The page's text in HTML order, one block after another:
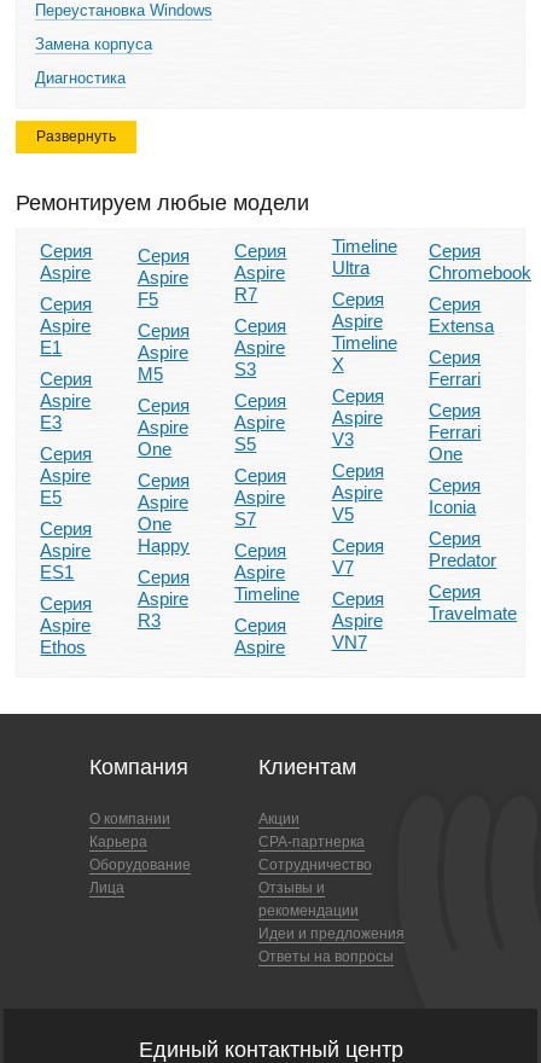
Переустановка Windows
Замена корпуса
Диагностика
Развернуть
Ремонтируем любые модели
Серия
Aspire
Серия
Aspire
E1
Серия
Aspire
E3
Серия
Aspire
E5
Серия
Aspire
ES1
Серия
Aspire
Ethos
Серия
Aspire
F5
Серия
Aspire
M5
Серия
Aspire
One
Серия
Aspire
One
Happy
Серия
Aspire
R3
Серия
Aspire
R7
Серия
Aspire
S3
Серия
Aspire
S5
Серия
Aspire
S7
Серия
Aspire
Timeline
Серия
Aspire
Timeline
Ultra
Серия
Aspire
Timeline
X
Серия
Aspire
V3
Серия
Aspire
V5
Серия
V7
Серия
Aspire
VN7
Серия
Chromebook
Серия
Extensa
Серия
Ferrari
Серия
Ferrari
One
Серия
Iconia
Серия
Predator
Серия
Travelmate
Компания
О компании
Карьера
Оборудование
Лица
Клиентам
Акции
CPA-партнерка
Сотрудничество
Отзывы и
рекомендации
Идеи и предложения
Ответы на вопросы
Единый контактный центр